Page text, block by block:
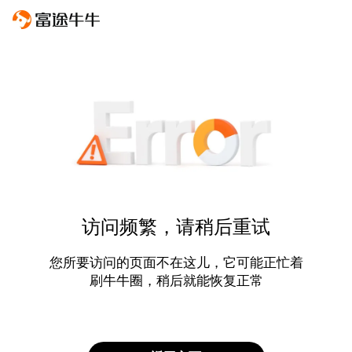
访问频繁，请稍后重试
您所要访问的页面不在这儿，它可能正忙着
刷牛牛圈，稍后就能恢复正常